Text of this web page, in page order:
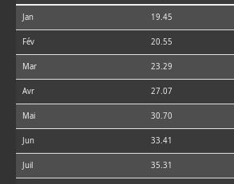
Jan 19.45
Fév 20.55
Mar 23.29
Avr 27.07
Mai 30.70
Jun 33.41
Juil 35.31